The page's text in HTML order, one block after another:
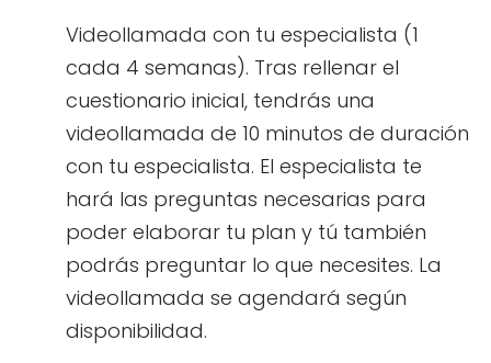
Videollamada con tu especialista (1
cada 4 semanas). Tras rellenar el
cuestionario inicial, tendrás una
videollamada de 10 minutos de duración
con tu especialista. El especialista te
hará las preguntas necesarias para
poder elaborar tu plan y tú también
podrás preguntar lo que necesites. La
videollamada se agendará según
disponibilidad.